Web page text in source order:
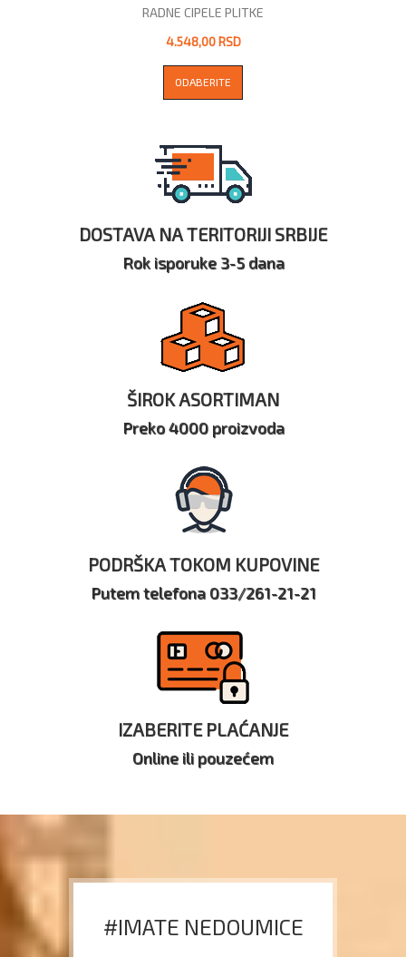
RADNE CIPELE PLITKE
4.548,00 RSD
ODABERITE
DOSTAVA NA TERITORIJI SRBIJE
Rok isporuke 3-5 dana
ŠIROK ASORTIMAN
Preko 4000 proizvoda
PODRŠKA TOKOM KUPOVINE
Putem telefona 033/261-21-21
IZABERITE PLAĆANJE
Online ili pouzećem
#IMATE NEDOUMICE